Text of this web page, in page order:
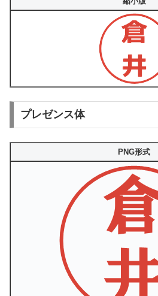
プレゼンス体
PNG形式